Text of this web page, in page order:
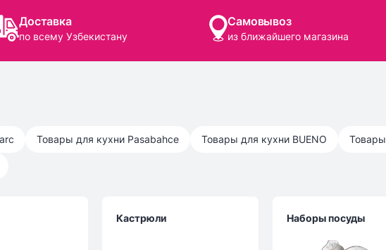
Доставка
по всему Узбекистану
Самовывоз
из ближайшего магазина
Товары для кухни Pasabahce Товары для кухни BUENO
Кастрюли Наборы посуды